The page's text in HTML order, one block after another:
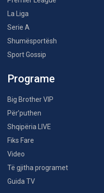
La Liga
Serie A
Shumësportësh
Sport Gossip
Programe
Big Brother VIP
Për’puthen
Shqipëria LIVE
Fiks Fare
Video
Të gjitha programet
Guida TV